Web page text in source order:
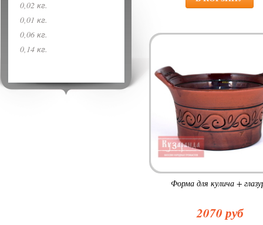
Форма для кулича +
2070 руб
0,02 кг.
0,01 кг.
0,06 кг.
0,14 кг.